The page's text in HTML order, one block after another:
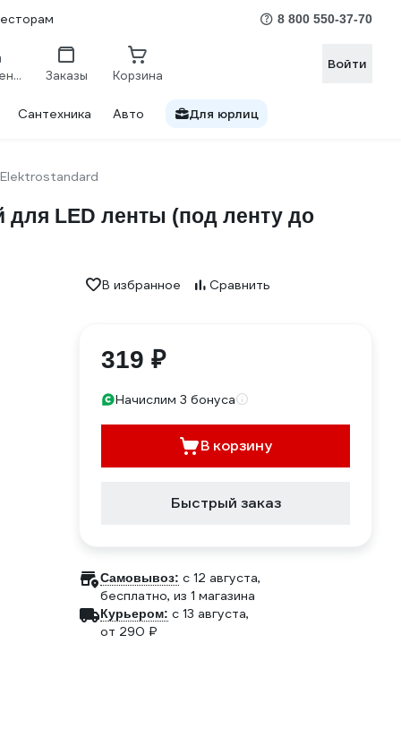
8 800 550-37-70
Сравнение Заказы Корзина
Войти
Сантехника Авто Для юрлиц
Elektrostandard
LED ленты (под ленту до
В избранное Сравнить
319 ₽
Начислим 3 бонуса
В корзину
Быстрый заказ
Самовывоз: c 12 августа,
бесплатно, из 1 магазина
Курьером: c 13 августа,
от 290 ₽